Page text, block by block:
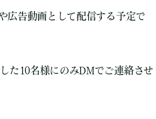
広告動画として配信する予定で
た10名様にのみDMでご連絡させ